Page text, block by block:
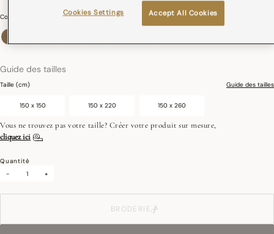
Couleurs :
Guide des tailles
Taille (cm) Guide des tailles
150 x 150 150 x 220 150 x 260
Vous ne trouvez pas votre taille? Créer votre produit sur mesure,
cliquez ici
Quantité
-
+
BRODERIE
Accept All Cookies
Cookies Settings